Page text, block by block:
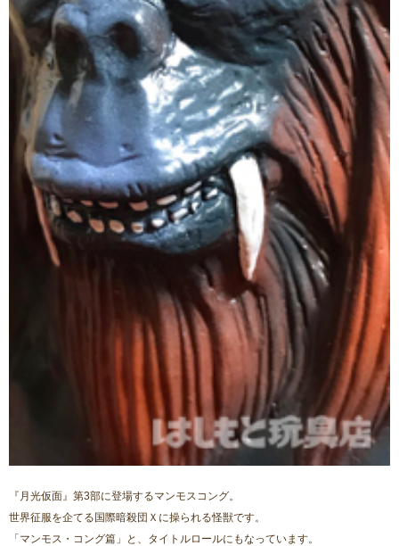
『月光仮面』第3部に登場するマンモスコング。
世界征服を企てる国際暗殺団Ｘに操られる怪獣です。
「マンモス・コング篇」と、タイトルロールにもなっています。